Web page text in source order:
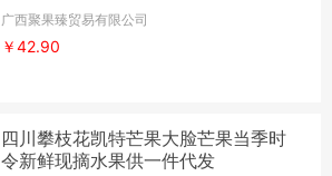
广西聚果臻贸易有限公司
￥42.90
四川攀枝花凯特芒果大脸芒果当季时
令新鲜现摘水果供一件代发